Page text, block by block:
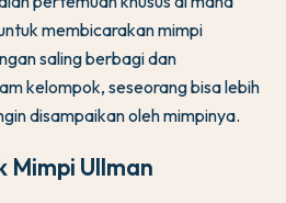
membicarakan mimpi
saling berbagi dan
kelompok, seseorang bisa lebih
disampaikan oleh mimpinya.
Mimpi Ullman